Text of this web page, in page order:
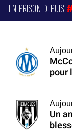
EN PRISON DEPUIS
pour
Un